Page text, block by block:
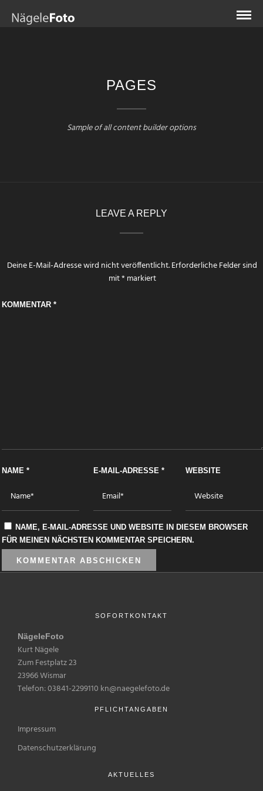
PAGES
Sample of all content builder options
LEAVE A REPLY
Deine E-Mail-Adresse wird nicht veröffentlicht.Erforderliche Felder sind
mit*markiert
KOMMENTAR *
NAME * E-MAIL-ADRESSE* WEBSITE
NAME, E-MAIL-ADRESSE UND WEBSITE IN DIESEM BROWSER
FÜR MEINEN NÄCHSTEN KOMMENTAR SPEICHERN.
SOFORTKONTAKT
NägeleFoto
Kurt Nägele
Zum Festplatz 23
23966 Wismar
Telefon: 03841-2299110 kn@naegelefoto.de
PFLICHTANGABEN
Impressum
Datenschutzerklärung
AKTUELLES